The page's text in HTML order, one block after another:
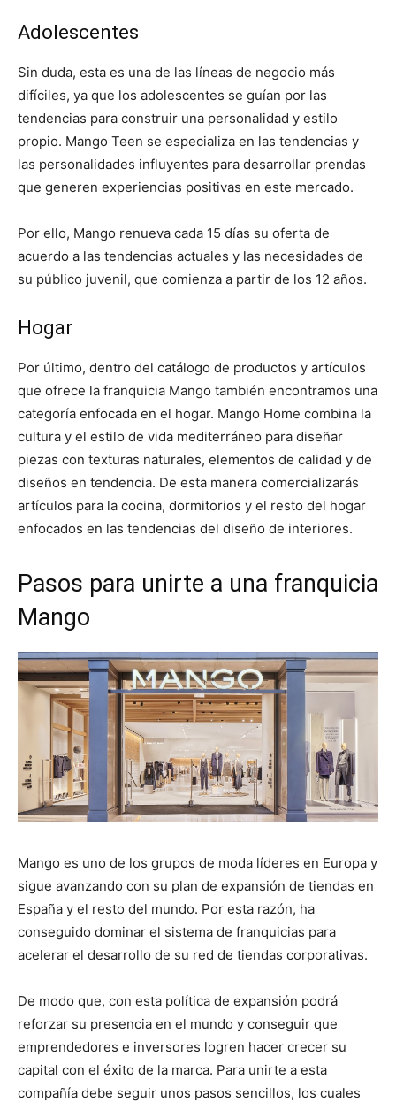
Adolescentes
Sin duda, esta es una de las líneas de negocio más
difíciles, ya que los adolescentes se guían por las
tendencias para construir una personalidad y estilo
propio. Mango Teen se especializa en las tendencias y
las personalidades influyentes para desarrollar prendas
que generen experiencias positivas en este mercado.
Por ello, Mango renueva cada 15 días su oferta de
acuerdo a las tendencias actuales y las necesidades de
su público juvenil, que comienza a partir de los 12 años.
Hogar
Por último, dentro del catálogo de productos y artículos
que ofrece la franquicia Mango también encontramos una
categoría enfocada en el hogar. Mango Home combina la
cultura y el estilo de vida mediterráneo para diseñar
piezas con texturas naturales, elementos de calidad y de
diseños en tendencia. De esta manera comercializarás
artículos para la cocina, dormitorios y el resto del hogar
enfocados en las tendencias del diseño de interiores.
Pasos para unirte a una franquicia
Mango
Mango es uno de los grupos de moda líderes en Europa y
sigue avanzando con su plan de expansión de tiendas en
España y el resto del mundo. Por esta razón, ha
conseguido dominar el sistema de franquicias para
acelerar el desarrollo de su red de tiendas corporativas.
De modo que, con esta política de expansión podrá
reforzar su presencia en el mundo y conseguir que
emprendedores e inversores logren hacer crecer su
capital con el éxito de la marca. Para unirte a esta
compañía debe seguir unos pasos sencillos, los cuales